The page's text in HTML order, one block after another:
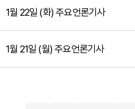
1월 22일 (화) 주요언론기사
1월 21일 (월) 주요언론기사